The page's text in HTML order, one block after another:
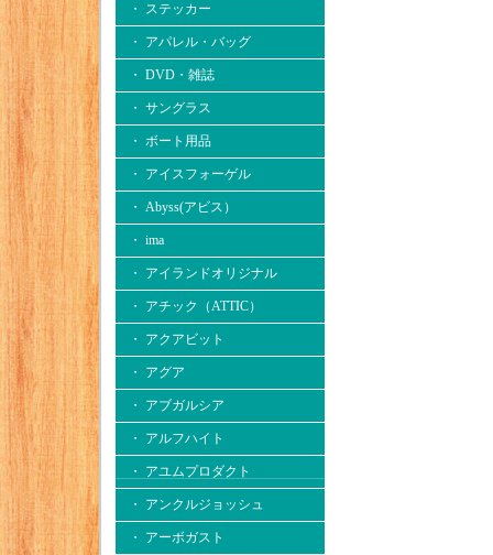
・ ステッカー
・ アパレル・バッグ
・ DVD・雑誌
・ サングラス
・ ボート用品
・ アイスフォーゲル
・ Abyss(アビス）
・ ima
・ アイランドオリジナル
・ アチック（ATTIC）
・ アクアビット
・ アグア
・ アブガルシア
・ アルフハイト
・ アユムプロダクト
・ アンクルジョッシュ
・ アーボガスト